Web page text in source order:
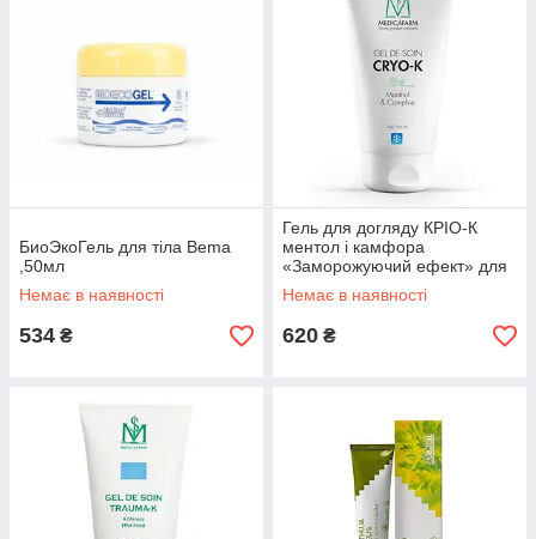
БиоЭкоГель для тіла Bema
,50мл
Немає в наявності
534 ₴
Гель для догляду КРІО-К
ментол і камфора
«Заморожуючий ефект» для
швидкої допомоги при
травмах Medicafarm,125 мл
Немає в наявності
620 ₴